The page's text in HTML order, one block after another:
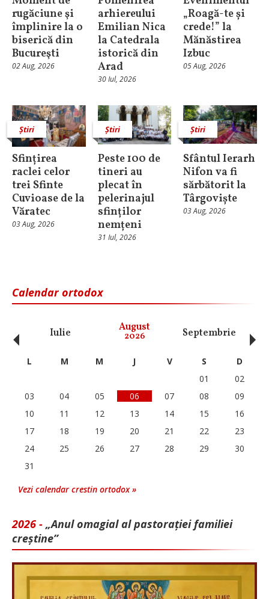
rugăciune şi
împlinire la o
biserică din
Bucureşti
02 Aug, 2026
arhiereului
Emilian Nica
la Catedrala
istorică din
Arad
30 Iul, 2026
„Roagă-te și
crede!” la
Mănăstirea
Izbuc
05 Aug, 2026
Știri
Sfințirea
raclei celor
trei Sfinte
Cuvioase de la
Văratec
03 Aug, 2026
Știri
Peste 100 de
tineri au
plecat în
pelerinajul
sfinților
nemțeni
31 Iul, 2026
Știri
Sfântul Ierarh
Nifon va fi
sărbătorit la
Târgoviște
03 Aug, 2026
Calendar ortodox
Iulie August
2026 Septembrie
‹ L M M J V S
D
01
02
03
04 05 06 07 08
09
10
11 12 13 14 15
16
17
18 19 20 21 22
23
24
25 26 27 28 29
30
31
Vezi calendar crestin ortodox »
2026 - „Anul omagial al pastorației familiei
creștine”